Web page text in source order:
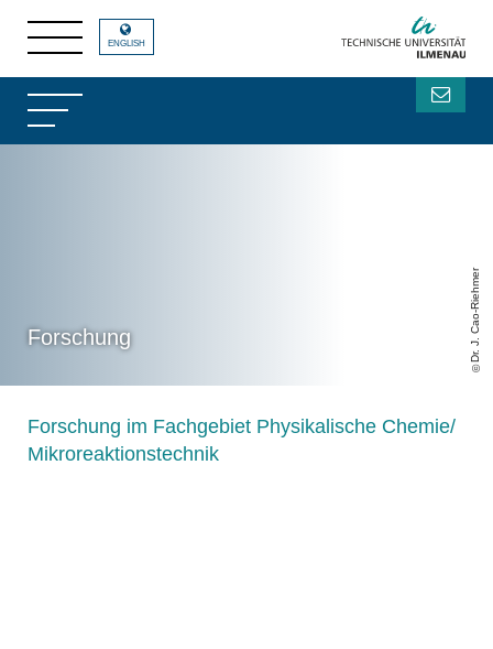
Forschung Dr. J. Cao-Riehmer
ENGLISH
Forschung im Fachgebiet Physikalische Chemie/
Mikroreaktionstechnik